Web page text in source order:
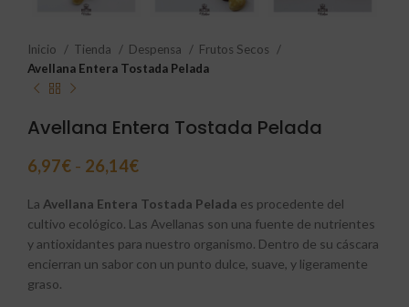
Inicio Tienda Despensa
Frutos Secos
Avellana Entera Tostada Pelada
Avellana Entera Tostada Pelada
6,97€ - 26,14€
La Avellana Entera Tostada Pelada es procedente del
cultivo ecológico. Las Avellanas son una fuente de nutrientes
y antioxidantes para nuestro organismo. Dentro de su cáscara
encierran un sabor con un punto dulce, suave, y ligeramente
graso.